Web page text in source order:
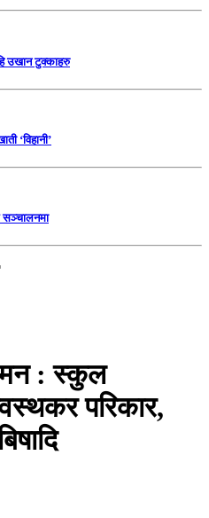
उखान टुक्काहरु
‘विहानी’
सञ्चालनमा
: स्कुल
परिकार,